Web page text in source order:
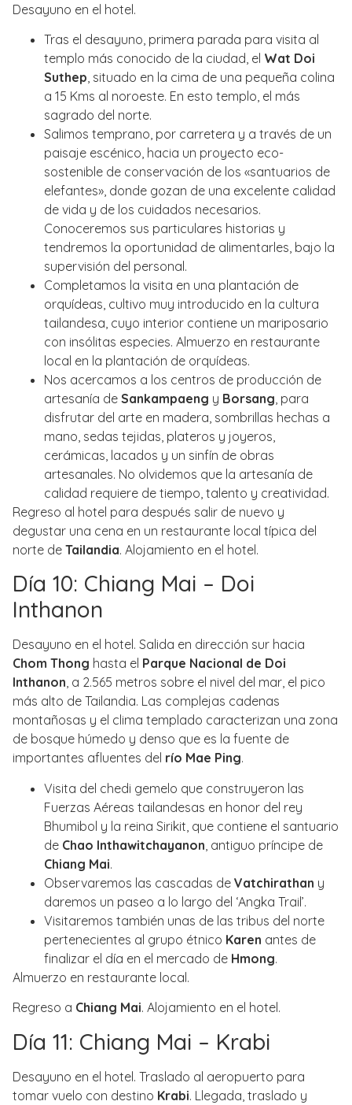
Desayuno en el hotel.
Tras el desayuno, primera parada para visita al
templo más conocido de la ciudad, el Wat Doi
Suthep , situado en la cima de una pequeña colina
a 15 Kms al noroeste. En esto templo, el más
sagrado del norte.
Salimos temprano, por carretera y a través de un
paisaje escénico, hacia un proyecto eco-
sostenible de conservación de los «santuarios de
elefantes», donde gozan de una excelente calidad
de vida y de los cuidados necesarios.
Conoceremos sus particulares historias y
tendremos la oportunidad de alimentarles, bajo la
supervisión del personal.
Completamos la visita en una plantación de
orquídeas, cultivo muy introducido en la cultura
tailandesa, cuyo interior contiene un mariposario
con insólitas especies. Almuerzo en restaurante
local en la plantación de orquídeas.
Nos acercamos a los centros de producción de
artesanía de Sankampaeng y Borsang , para
disfrutar del arte en madera, sombrillas hechas a
mano, sedas tejidas, plateros y joyeros,
cerámicas, lacados y un sinfín de obras
artesanales. No olvidemos que la artesanía de
calidad requiere de tiempo, talento y creatividad.
Regreso al hotel para después salir de nuevo y
degustar una cena en un restaurante local típica del
norte de Tailandia. Alojamiento en el hotel.
Día 10: Chiang Mai – Doi
Inthanon
Desayuno en el hotel. Salida en dirección sur hacia
Chom Thong hasta el Parque Nacional de Doi
Inthanon, a 2.565 metros sobre el nivel del mar, el pico
más alto de Tailandia. Las complejas cadenas
montañosas y el clima templado caracterizan una zona
de bosque húmedo y denso que es la fuente de
importantes afluentes del río Mae Ping.
Visita del chedi gemelo que construyeron las
Fuerzas Aéreas tailandesas en honor del rey
Bhumibol y la reina Sirikit, que contiene el santuario
de Chao Inthawitchayanon , antiguo príncipe de
Chiang Mai.
Observaremos las cascadas de Vatchirathan y
daremos un paseo a lo largo del ‘Angka Trail’.
Visitaremos también unas de las tribus del norte
pertenecientes al grupo étnico Karen antes de
finalizar el día en el mercado de Hmong.
Almuerzo en restaurante local.
Regreso a Chiang Mai. Alojamiento en el hotel.
Día 11: Chiang Mai – Krabi
Desayuno en el hotel. Traslado al aeropuerto para
tomar vuelo con destino Krabi. Llegada, traslado y